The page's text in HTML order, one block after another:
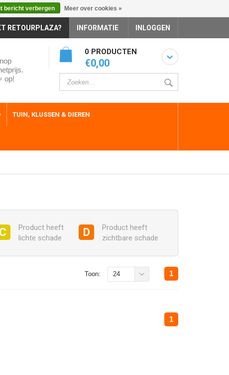
RETOURPLAZA? INFORMATIE INLOGGEN
op!
0 PRODUCTEN
€0,00
TUIN, KLUSSEN & DIEREN
C
Product heeft
lichte schade
D
Product heeft
zichtbare schade
1
Toon: 24
1
bericht verbergen Meer over cookies »